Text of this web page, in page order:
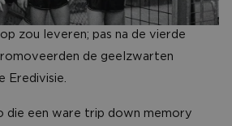
Niet dat dat de zo vurig
zou leveren; pas na de vierde
de geelzwarten
Eredivisie.
die een ware trip down memory